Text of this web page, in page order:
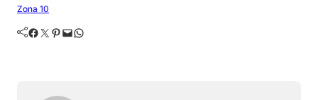
Zona 10
Facebook Twitter Pinterest Mail WhatsApp